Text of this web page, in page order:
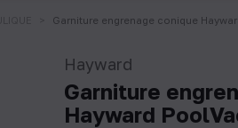
Garniture engrenage conique
Hayward
Garniture
Hayward